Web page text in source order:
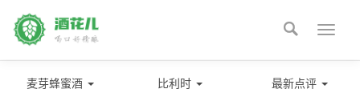
Toggle

麦芽蜂蜜酒 比利时 最新点评